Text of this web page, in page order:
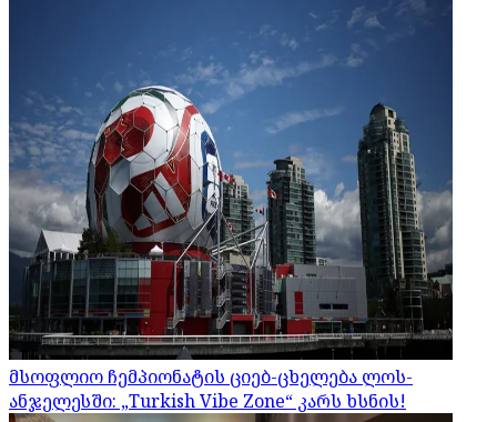
მსოფლიო ჩემპიონატის ციებ-ცხელება ლოს-
ანჯელესში: „Turkish Vibe Zone“ კარს ხსნის!